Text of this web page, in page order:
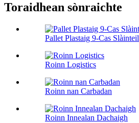
Toraidhean sònraichte
Pallet Plastaig 9-Cas
Roinn Logistics
Roinn nan Carbadan
Roinn Innealan Dachaigh